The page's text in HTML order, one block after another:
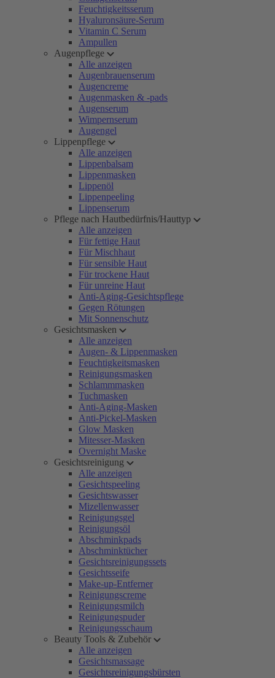
Feuchtigkeitsserum
Hyaluronsäure-Serum
Vitamin C Serum
Ampullen
Augenpflege
Alle anzeigen
Augenbrauenserum
Augencreme
Augenmasken & -pads
Augenserum
Wimpernserum
Augengel
Lippenpflege
Alle anzeigen
Lippenbalsam
Lippenmasken
Lippenöl
Lippenpeeling
Lippenserum
Pflege nach Hautbedürfnis/Hauttyp
Alle anzeigen
Für fettige Haut
Für Mischhaut
Für sensible Haut
Für trockene Haut
Für unreine Haut
Anti-Aging-Gesichtspflege
Gegen Rötungen
Mit Sonnenschutz
Gesichtsmasken
Alle anzeigen
Augen- & Lippenmasken
Feuchtigkeitsmasken
Reinigungsmasken
Schlammmasken
Tuchmasken
Anti-Aging-Masken
Anti-Pickel-Masken
Glow Masken
Mitesser-Masken
Overnight Maske
Gesichtsreinigung
Alle anzeigen
Gesichtspeeling
Gesichtswasser
Mizellenwasser
Reinigungsgel
Reinigungsöl
Abschminkpads
Abschminktücher
Gesichtsreinigungssets
Gesichtsseife
Make-up-Entferner
Reinigungscreme
Reinigungsmilch
Reinigungspuder
Reinigungsschaum
Beauty Tools & Zubehör
Alle anzeigen
Gesichtsmassage
Gesichtsreinigungsbürsten